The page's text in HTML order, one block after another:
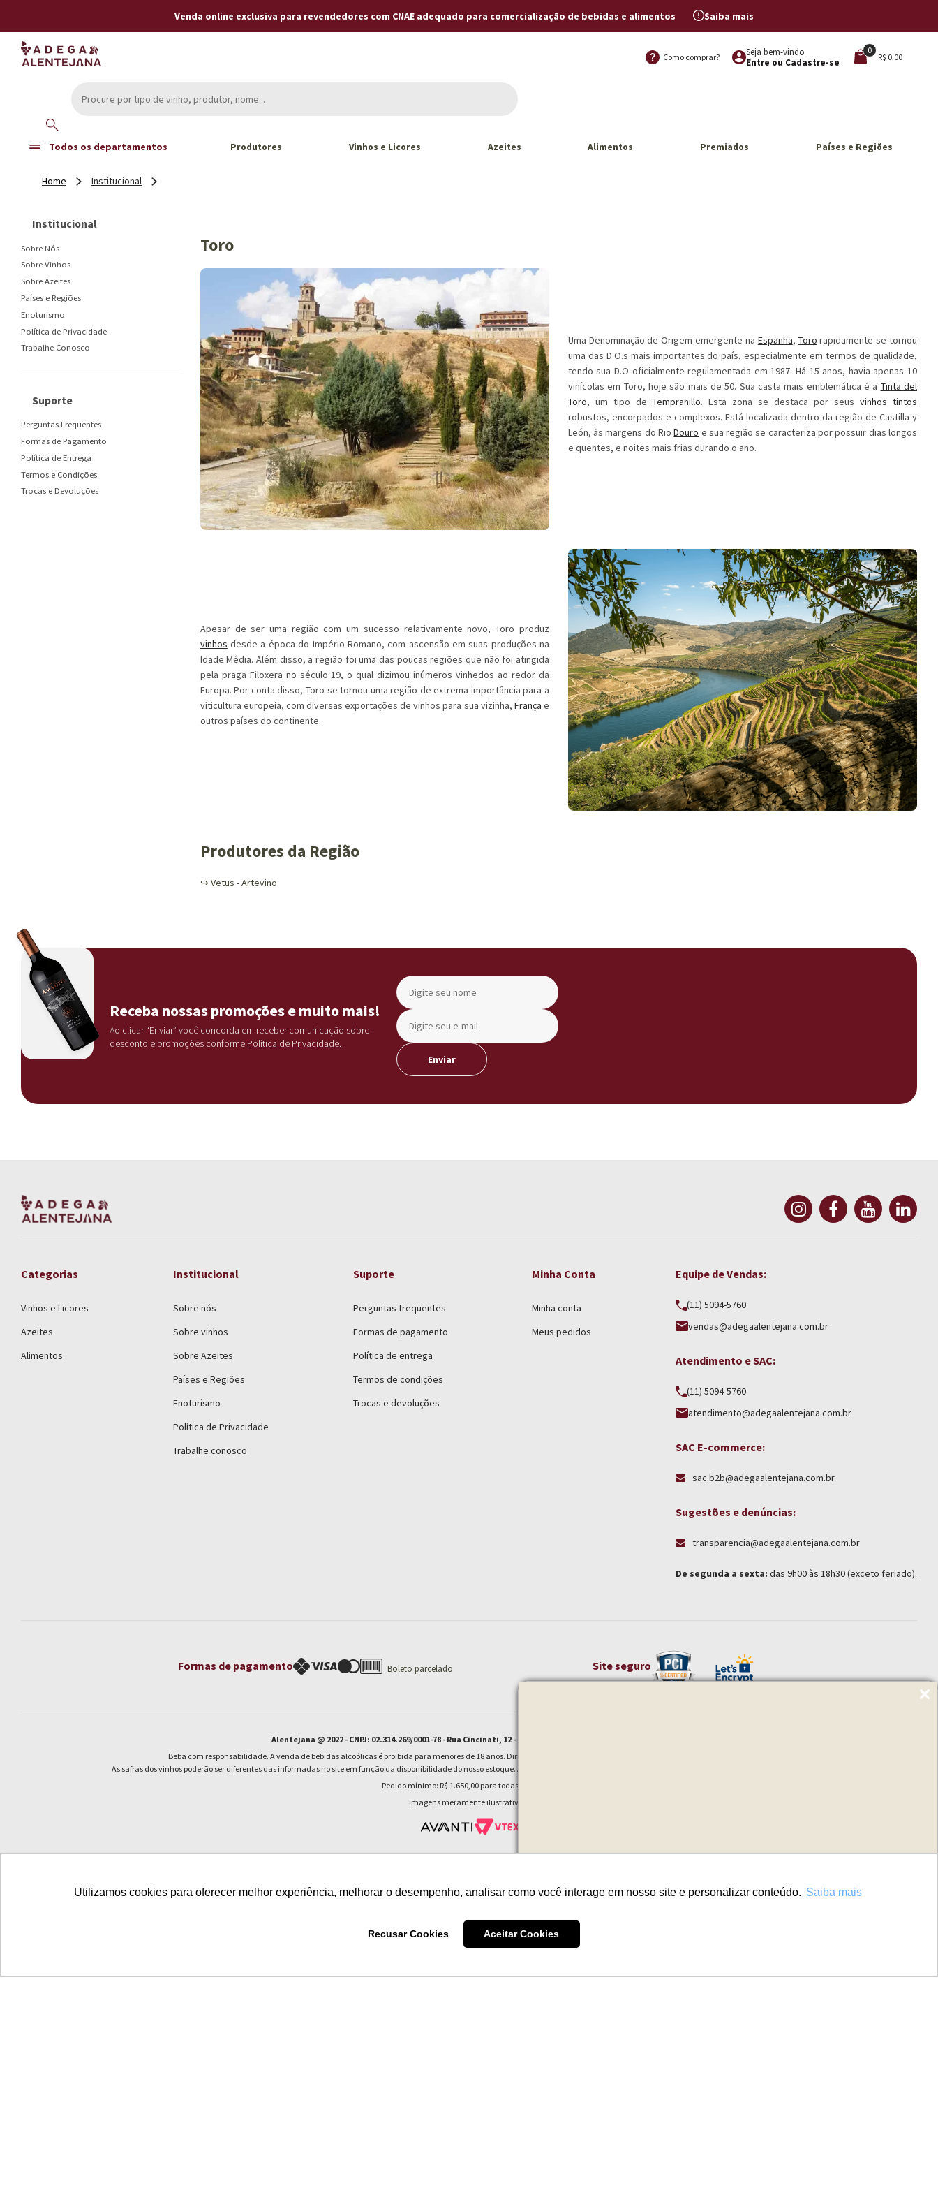
Utilizamos cookies para oferecer melhor experiência, melhorar o desempenho, analisar como você interage em nosso site e personalizar conteúdo. Saiba mais
Recusar Cookies Aceitar Cookies
Venda online exclusiva para revendedores com CNAE adequado para comercialização de bebidas e alimentos Saiba mais
Seja bem-vindo
Entre ou Cadastre-se
0
R$ 0,00
Como comprar?
Todos os departamentos Produtores Vinhos e Licores Azeites Alimentos Premiados Países e Regiões
Institucional
Institucional
Sobre Nós
Sobre Vinhos
Sobre Azeites
Países e Regiões
Enoturismo
Política de Privacidade
Trabalhe Conosco
Suporte
Perguntas Frequentes
Formas de Pagamento
Política de Entrega
Termos e Condições
Trocas e Devoluções
Toro
Uma Denominação de Origem emergente na Espanha, Toro rapidamente se tornou
uma das D.O.s mais importantes do país, especialmente em termos de qualidade,
tendo sua D.O oficialmente regulamentada em 1987. Há 15 anos, havia apenas 10
vinícolas em Toro, hoje são mais de 50. Sua casta mais emblemática é a Tinta del
Toro, um tipo de Tempranillo. Esta zona se destaca por seus vinhos tintos
robustos, encorpados e complexos. Está localizada dentro da região de Castilla y
León, às margens do RioDouro e sua região se caracteriza por possuir dias longos
e quentes, e noites mais frias durando o ano.
Apesar de ser uma região com um sucesso relativamente novo, Toro produz
vinhos desde a época do Império Romano, com ascensão em suas produções na
Idade Média. Além disso, a região foi uma das poucas regiões que não foi atingida
pela praga Filoxera no século 19, o qual dizimou inúmeros vinhedos ao redor da
Europa. Por conta disso, Toro se tornou uma região de extrema importância para a
viticultura europeia, com diversas exportações de vinhos para sua vizinha, França e
outros países do continente.
Produtores da Região
↪ Vetus - Artevino
Receba nossas promoções e muito mais!
Ao clicar “Enviar” você concorda em receber comunicação sobre
desconto e promoções conforme Política de Privacidade.
Enviar
Categorias
Vinhos e Licores
Azeites
Alimentos
Institucional
Sobre nós
Sobre vinhos
Sobre Azeites
Países e Regiões
Enoturismo
Política de Privacidade
Trabalhe conosco
Suporte
Perguntas frequentes
Formas de pagamento
Política de entrega
Termos de condições
Trocas e devoluções
Minha Conta
Minha conta
Meus pedidos
Equipe de Vendas:
(11) 5094-5760
vendas@adegaalentejana.com.br
Atendimento e SAC:
(11) 5094-5760
atendimento@adegaalentejana.com.br
SAC E-commerce:
sac.b2b@adegaalentejana.com.br
Sugestões e denúncias:
transparencia@adegaalentejana.com.br
De segunda a sexta: das 9h00 às 18h30 (exceto feriado).
Formas de pagamento Boleto parcelado Site seguro
Alentejana @ 2022 - CNPJ: 02.314.269/0001-78 - Rua Cincinati, 12 - Brooklin - CEP 04564-070 São Paulo – SP
Beba com responsabilidade. A venda de bebidas alcoólicas é proibida para menores de 18 anos. Dirigir sob a influência de álcool configura delito, passível de sanção penal.
As safras dos vinhos poderão ser diferentes das informadas no site em função da disponibilidade do nosso estoque. Alteração de preços e condições comerciais estão sujeitas a alteração sem aviso prévio.
Pedido mínimo: R$ 1.650,00 para todas as regiões.
Imagens meramente ilustrativas.